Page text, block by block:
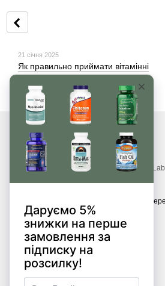
21 січня 2025
Як правильно приймати вітамінні
підтримки енергії?
© 2017—2026
Вітаміни, БАДи, добавки, трави MonsterLab
Мобільна версія